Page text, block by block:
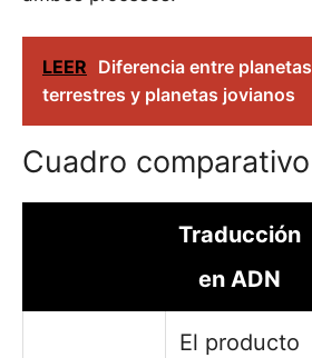
LEER Diferencia entre planetas
terrestres y planetas jovianos
Cuadro comparativo
Traducción
en ADN
El producto